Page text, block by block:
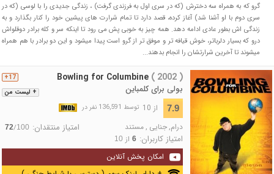
گرو که به همراه سه دخترش (که در سری اول به فرزندی گرفت) ، زندگی جدیدی را با لوسی (که در
سری دوم با او آشنا شد) آغاز کرده، قصد دارد تا تمام شرارت های پیشین خود را کنار بگذارد و به
زندگی اش بطور عادی ادامه دهد. همه چیز به خوبی پش می رود تا اینکه سر و کله برادر دوقلواش
درو که بسیار دلرباتر، خوش قیافه تر و موفق تر از گرو است پیدا میشود و این دو برادر با هم همراه
میشوند تا آخرین شرارتشان را انجام بدهند...
+ لیست من
17+ Bowling for Columbine ( 2002 )
بولی برای کلمباین
7.9 از 10 توسط 136,591 نفر در
درام, جنایی , مستند امتیاز منتقدان: 72/100
امتیاز کاربران: 6از 10
امکان پخش آنلاین